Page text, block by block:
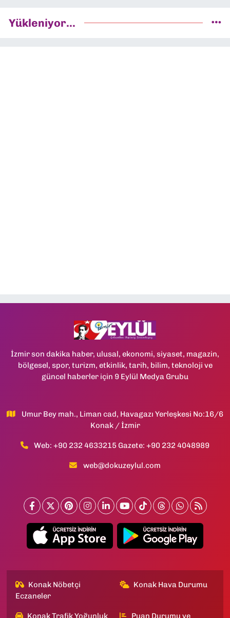
Yükleniyor...
İzmir son dakika haber, ulusal, ekonomi, siyaset, magazin,
bölgesel, spor, turizm, etkinlik, tarih, bilim, teknoloji ve
güncel haberler için 9 Eylül Medya Grubu
Umur Bey mah., Liman cad, Havagazı Yerleşkesi No:16/6
Konak / İzmir
Web: +90 232 4633215 Gazete: +90 232 4048989
web@dokuzeylul.com
Konak Nöbetçi
Eczaneler
Konak Hava Durumu
Konak Trafik Yoğunluk Puan Durumu ve